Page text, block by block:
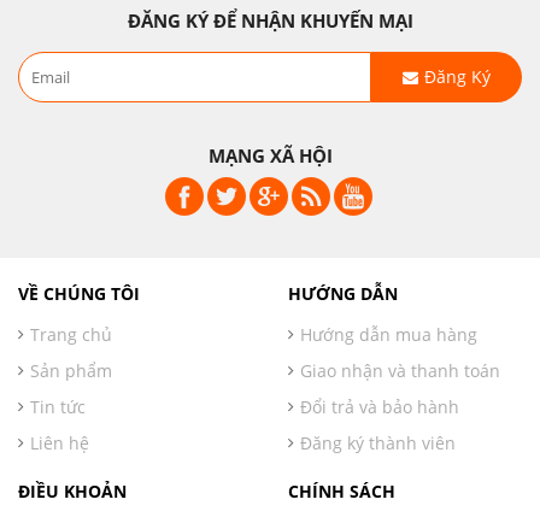
ĐĂNG KÝ ĐỂ NHẬN KHUYẾN MẠI
Đăng Ký
MẠNG XÃ HỘI
VỀ CHÚNG TÔI
Trang chủ
Sản phẩm
Tin tức
Liên hệ
HƯỚNG DẪN
Hướng dẫn mua hàng
Giao nhận và thanh toán
Đổi trả và bảo hành
Đăng ký thành viên
ĐIỀU KHOẢN
CHÍNH SÁCH